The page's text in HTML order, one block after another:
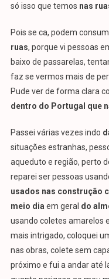
só isso que temos nas
Pois se ca, podem
ruas, porque vi pessoas
baixo de passarelas,
faz se vermos mais de
Pude ver de forma clara
dentro do Portugal que
Passei várias vezes indo
situações estranhas,
aqueduto e região, perto
reparei ser pessoas
usados nas construção
meio dia em geral do
usando coletes amarelos
mais intrigado, coloquei
nas obras, colete sem
próximo e fui a andar até